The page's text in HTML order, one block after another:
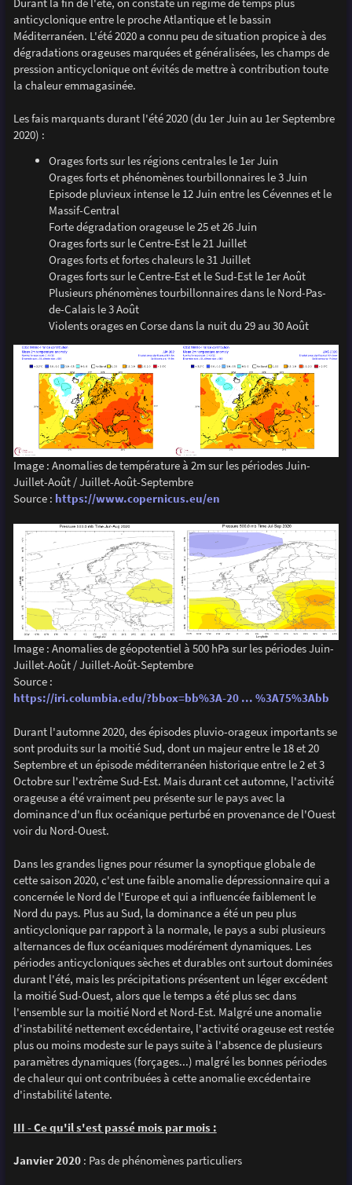
anticyclonique entre le proche Atlantique et le bassin
Méditerranéen. L'été 2020 a connu peu de situation propice à des
dégradations orageuses marquées et généralisées, les champs de
pression anticyclonique ont évités de mettre à contribution toute
la chaleur emmagasinée.
Les fais marquants durant l'été 2020 (du 1er Juin au 1er Septembre
2020) :
Orages forts sur les régions centrales le 1er Juin
Orages forts et phénomènes tourbillonnaires le 3 Juin
Episode pluvieux intense le 12 Juin entre les Cévennes et le
Massif-Central
Forte dégradation orageuse le 25 et 26 Juin
Orages forts sur le Centre-Est le 21 Juillet
Orages forts et fortes chaleurs le 31 Juillet
Orages forts sur le Centre-Est et le Sud-Est le 1er Août
Plusieurs phénomènes tourbillonnaires dans le Nord-Pas-
de-Calais le 3 Août
Violents orages en Corse dans la nuit du 29 au 30 Août
Image : Anomalies de température à 2m sur les périodes Juin-
Juillet-Août / Juillet-Août-Septembre
Source : https://www.copernicus.eu/en
Image : Anomalies de géopotentiel à 500 hPa sur les périodes Juin-
Juillet-Août / Juillet-Août-Septembre
Source :
https://iri.columbia.edu/?bbox=bb%3A-20 ... %3A75%3Abb
Durant l'automne 2020, des épisodes pluvio-orageux importants se
sont produits sur la moitié Sud, dont un majeur entre le 18 et 20
Septembre et un épisode méditerranéen historique entre le 2 et 3
Octobre sur l'extrême Sud-Est. Mais durant cet automne, l'activité
orageuse a été vraiment peu présente sur le pays avec la
dominance d'un flux océanique perturbé en provenance de l'Ouest
voir du Nord-Ouest.
Dans les grandes lignes pour résumer la synoptique globale de
cette saison 2020, c'est une faible anomalie dépressionnaire qui a
concernée le Nord de l'Europe et qui a influencée faiblement le
Nord du pays. Plus au Sud, la dominance a été un peu plus
anticyclonique par rapport à la normale, le pays a subi plusieurs
alternances de flux océaniques modérément dynamiques. Les
périodes anticycloniques sèches et durables ont surtout dominées
durant l'été, mais les précipitations présentent un léger excédent
la moitié Sud-Ouest, alors que le temps a été plus sec dans
l'ensemble sur la moitié Nord et Nord-Est. Malgré une anomalie
d'instabilité nettement excédentaire, l'activité orageuse est restée
plus ou moins modeste sur le pays suite à l'absence de plusieurs
paramètres dynamiques (forçages...) malgré les bonnes périodes
de chaleur qui ont contribuées à cette anomalie excédentaire
d'instabilité latente.
III - Ce qu'il s'est passé mois par mois :
Janvier 2020: Pas de phénomènes particuliers